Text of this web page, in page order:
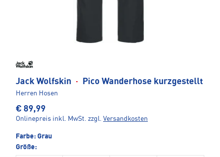
Jack Wolfskin · Pico Wanderhose kurzgestellt
Herren Hosen
€ 89,99
Onlinepreis inkl. MwSt. zzgl. Versandkosten
Farbe: Grau
Größe: